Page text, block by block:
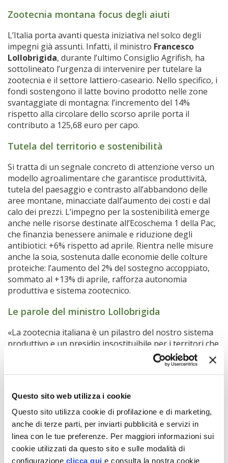
Questo sito web utilizza i cookie
Questo sito utilizza cookie di profilazione e di marketing,
anche di terze parti, per inviarti pubblicità e servizi in
linea con le tue preferenze. Per maggiori informazioni sui
cookie utilizzati da questo sito e sulle modalità di
configurazione clicca qui e consulta la nostra cookie
Zootecnia montana focus degli aiuti
L’Italia porta avanti questa iniziativa nel solco degli
impegni già assunti. Infatti, il ministro Francesco
Lollobrigida, durante l’ultimo Consiglio Agrifish, ha
sottolineato l’urgenza di intervenire per tutelare la
zootecnia e il settore lattiero-caseario. Nello specifico, i
fondi sostengono il latte bovino prodotto nelle zone
svantaggiate di montagna: l’incremento del 14%
rispetto alla circolare dello scorso aprile porta il
contributo a 125,68 euro per capo.
Tutela del territorio e sostenibilità
Si tratta di un segnale concreto di attenzione verso un
modello agroalimentare che garantisce produttività,
tutela del paesaggio e contrasto all’abbandono delle
aree montane, minacciate dall’aumento dei costi e dal
calo dei prezzi. L’impegno per la sostenibilità emerge
anche nelle risorse destinate all’Ecoschema 1 della Pac,
che finanzia benessere animale e riduzione degli
antibiotici: +6% rispetto ad aprile. Rientra nelle misure
anche la soia, sostenuta dalle economie delle colture
proteiche: l’aumento del 2% del sostegno accoppiato,
sommato al +13% di aprile, rafforza autonomia
produttiva e sistema zootecnico.
Le parole del ministro Lollobrigida
«La zootecnia italiana è un pilastro del nostro sistema
produttivo e un presidio insostituibile per i territori che
dobbiamo proteggere e valorizzare come le montagne
e le aree interne. Con queste ulteriori risorse – 17,4
milioni di euro – rafforziamo il sostegno agli allevatori,
garantiamo competitività, qualità e tutela dell’ambiente.
Ho chiesto all’Europa di intervenire sul mercato
lattiero-caseario con misure appropriate e tempestive
e strumenti efficaci di gestione delle crisi, a partire da
un piano straordinario per il settore a livello europeo. A
livello nazionale, con questo provvedimento emanato